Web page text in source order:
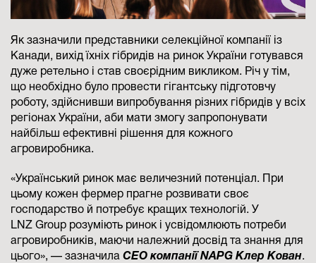
Як зазначили представники селекційної компанії із
Канади, вихід їхніх гібридів на ринок України готувався
дуже ретельно і став своєрідним викликом. Річ у тім,
що необхідно було провести гігантську підготовчу
роботу, здійснивши випробування різних гібридів у всіх
регіонах Украї­ни, аби мати змогу запропонувати
найбільш ефективні рішення для кожного
агровиробника.
«Український ринок має величезний потенціал. При
цьому кожен фермер прагне розвивати своє
господарство й потребує кращих технологій. У
LNZ Group розуміють ринок і усвідомлюють потреби
агровиробників, маючи належний досвід та знання для
цього», — зазначила CEO компанії NAPG Клер Кован.